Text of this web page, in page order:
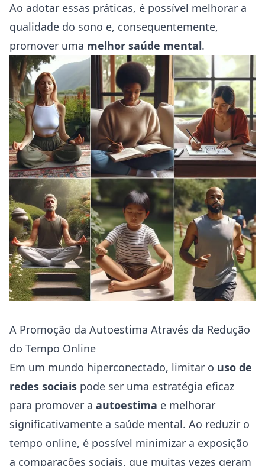
Ao adotar essas práticas, é possível melhorar a
qualidade do sono e, consequentemente,
promover uma melhor saúde mental.
A Promoção da Autoestima Através da Redução
do Tempo Online
Em um mundo hiperconectado, limitar o uso de
redes sociais pode ser uma estratégia eficaz
para promover a autoestima e melhorar
significativamente a saúde mental. Ao reduzir o
tempo online, é possível minimizar a exposição
a comparações sociais, que muitas vezes geram